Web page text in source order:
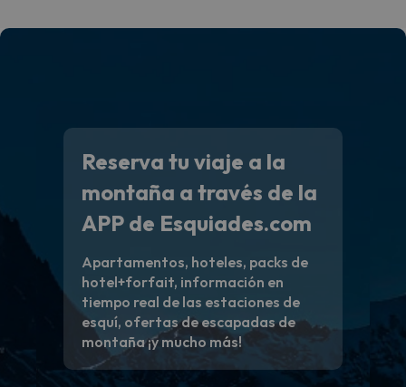
Reserva tu viaje a la
montaña a través de la
APP de Esquiades.com
Apartamentos, hoteles, packs de
hotel+forfait, información en
tiempo real de las estaciones de
esquí, ofertas de escapadas de
montaña ¡y mucho más!